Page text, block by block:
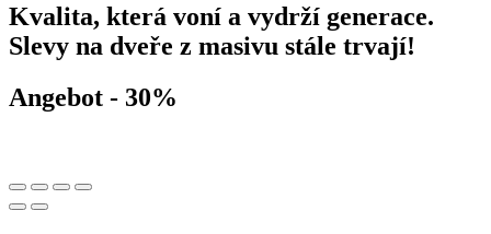
Kvalita, která voní a vydrží generace.
Slevy na dveře z masivu stále trvají!
Angebot - 30%